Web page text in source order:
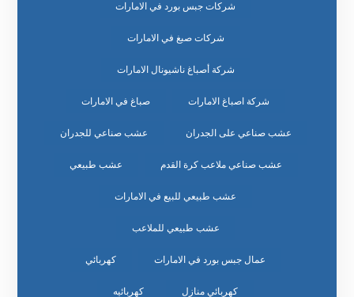
شركات جبس بورد في الامارات
شركات صبغ في الامارات
شركة أصباغ ناشيونال الامارات
شركة اصباغ الامارات صباغ في الامارات
عشب صناعي على الجدران عشب صناعي للجدران
عشب صناعي ملاعب كرة القدم عشب طبيعي
عشب طبيعي للبيع في الامارات
عشب طبيعي للملاعب
عمال جبس بورد في الامارات كهربائي
كهربائي منازل كهربائيه